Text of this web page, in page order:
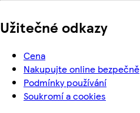
Užitečné odkazy
Cena
Nakupujte online bezpečně
Podmínky používání
Soukromí a cookies